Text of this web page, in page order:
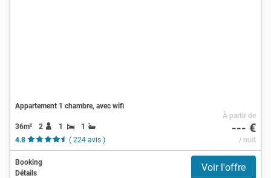
Appartement 1 chambre, avec wifi
36m² 2 1
1
4.8
( 224 avis )
À partir de
--- €
/ nuit
Booking
Détails
Voir l'offre